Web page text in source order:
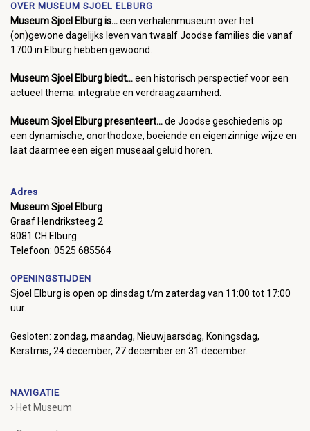
OVER MUSEUM SJOEL ELBURG
Museum Sjoel Elburg is...een verhalenmuseum over het
(on)gewone dagelijks leven van twaalf Joodse families die vanaf
1700 in Elburg hebben gewoond.
Museum Sjoel Elburg biedt...een historisch perspectief voor een
actueel thema: integratie en verdraagzaamheid.
Museum Sjoel Elburg presenteert...de Joodse geschiedenis op
een dynamische, onorthodoxe, boeiende en eigenzinnige wijze en
laat daarmee een eigen museaal geluid horen.
Adres
Museum Sjoel Elburg
Graaf Hendriksteeg 2
8081 CH Elburg
Telefoon: 0525 685564
OPENINGSTIJDEN
Sjoel Elburg is open op dinsdag t/m zaterdag van 11:00 tot 17:00
uur.
Gesloten: zondag, maandag, Nieuwjaarsdag, Koningsdag,
Kerstmis, 24 december, 27 december en 31 december.
NAVIGATIE
Het Museum